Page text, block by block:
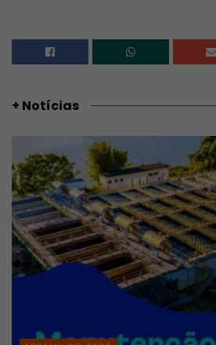
+ Notícias